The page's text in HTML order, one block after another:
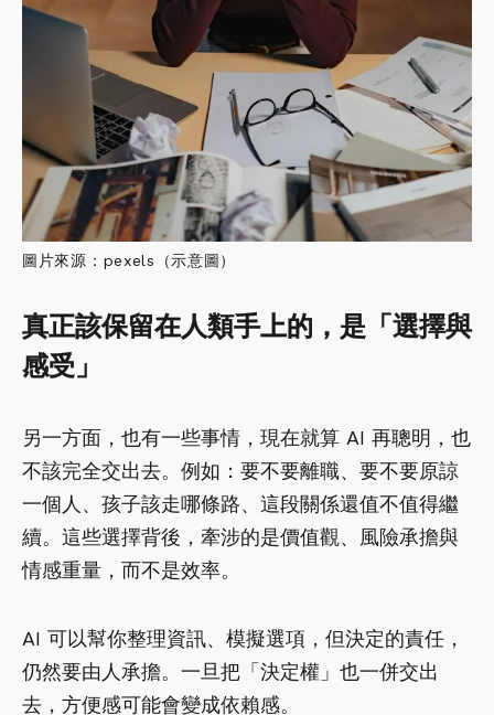
圖片來源：pexels（示意圖）
真正該保留在人類手上的，是「選擇與
感受」
另一方面，也有一些事情，現在就算 AI 再聰明，也
不該完全交出去。例如：要不要離職、要不要原諒
一個人、孩子該走哪條路、這段關係還值不值得繼
續。這些選擇背後，牽涉的是價值觀、風險承擔與
情感重量，而不是效率。
AI 可以幫你整理資訊、模擬選項，但決定的責任，
仍然要由人承擔。一旦把「決定權」也一併交出
去，方便感可能會變成依賴感。